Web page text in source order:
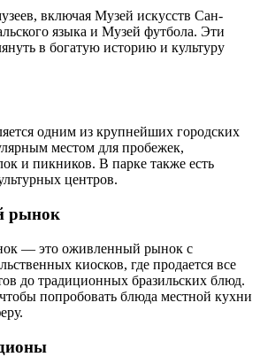
включая Музей искусств Сан-
языка и Музей футбола. Эти
в богатую историю и культуру
одним из крупнейших городских
местом для пробежек,
и пикников. В парке также есть
центров.
рынок
— это оживленный рынок с
киосков, где продается все
до традиционных бразильских блюд.
попробовать блюда местной кухни